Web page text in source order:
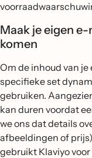
Maak je eigen
komen
Om de inhoud van
specifieke set
gebruiken.
kan duren voordat
we ons dat details
afbeeldingen of
gebruikt Klaviyo